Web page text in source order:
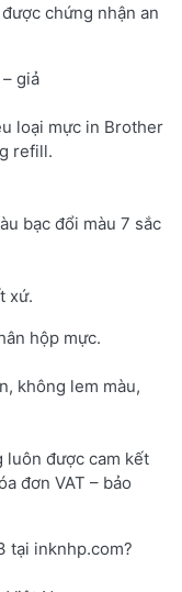
chứng nhận an
giả
loại mực in Brother
refill.
bạc đổi màu 7 sắc
xứ.
hộp mực.
không lem màu,
luôn được cam kết
đơn VAT – bảo
tại inknhp.com?